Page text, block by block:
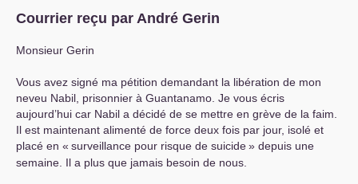
Courrier reçu par André Gerin
Monsieur Gerin
Vous avez signé ma pétition demandant la libération de mon
neveu Nabil, prisonnier à Guantanamo. Je vous écris
aujourd’hui car Nabil a décidé de se mettre en grève de la faim.
Il est maintenant alimenté de force deux fois par jour, isolé et
placé en « surveillance pour risque de suicide» depuis une
semaine. Il a plus que jamais besoin de nous.